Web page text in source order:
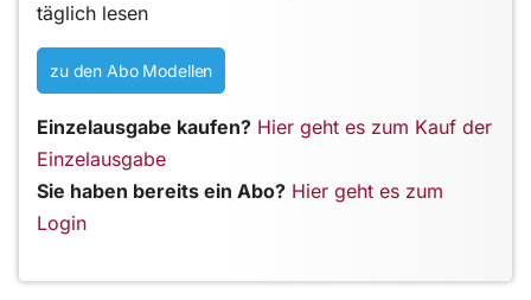
täglich lesen
zu den Abo Modellen
Einzelausgabe kaufen? Hier geht es zum Kauf der
Einzelausgabe
Sie haben bereits ein Abo? Hier geht es zum
Login